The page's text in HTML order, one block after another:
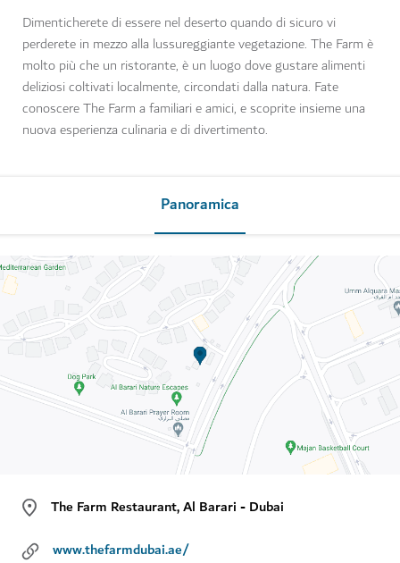
Dimenticherete di essere nel deserto quando di sicuro vi
perderete in mezzo alla lussureggiante vegetazione. The Farm è
molto più che un ristorante, è un luogo dove gustare alimenti
deliziosi coltivati localmente, circondati dalla natura. Fate
conoscere The Farm a familiari e amici, e scoprite insieme una
nuova esperienza culinaria e di divertimento.
Panoramica
The Farm Restaurant, Al Barari - Dubai
www.thefarmdubai.ae/